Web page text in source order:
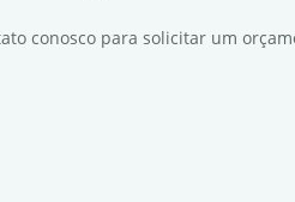
conosco para solicitar um